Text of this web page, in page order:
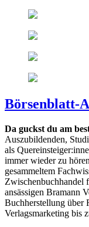
Börsenblatt-
Da guckst du am
Auszubildenden,
als
immer wieder zu
gesammeltem
Zwischenbuchhandel
ansässigen Bramann
Buchherstellung über
Verlagsmarketing bis